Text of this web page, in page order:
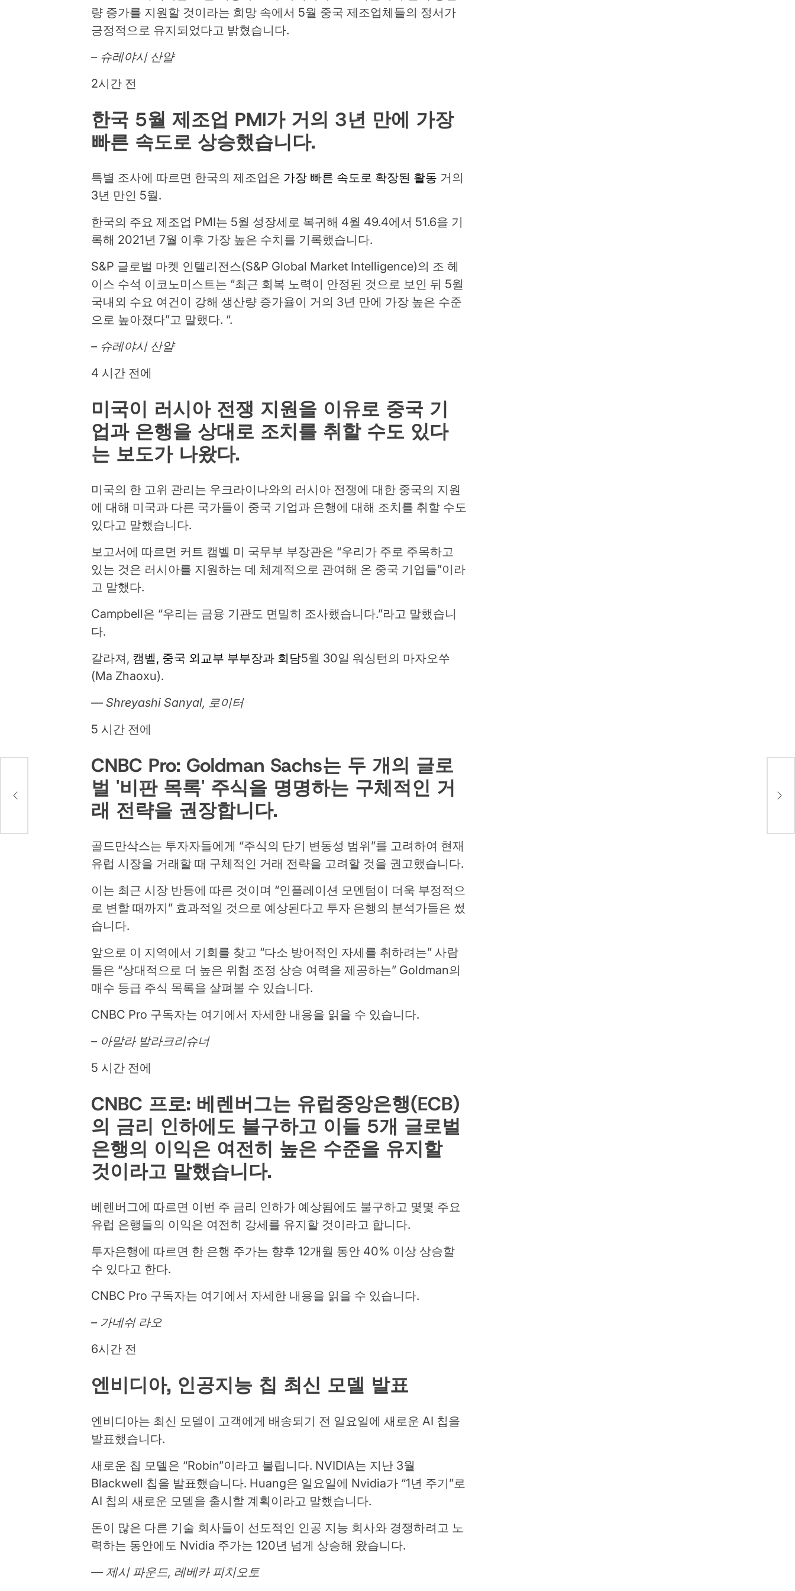
량 증가를 지원할 것이라는 희망 속에서 5월 중국 제조업체들의 정서가
긍정적으로 유지되었다고 밝혔습니다.
– 슈레야시 산얄
2시간 전
한국 5월 제조업 PMI가 거의 3년 만에 가장
빠른 속도로 상승했습니다.
특별 조사에 따르면 한국의 제조업은 가장 빠른 속도로 확장된 활동 거의
3년 만인 5월.
한국의 주요 제조업 PMI는 5월 성장세로 복귀해 4월 49.4에서 51.6을 기
록해 2021년 7월 이후 가장 높은 수치를 기록했습니다.
S&P 글로벌 마켓 인텔리전스(S&P Global Market Intelligence)의 조 헤
이스 수석 이코노미스트는 “최근 회복 노력이 안정된 것으로 보인 뒤 5월
국내외 수요 여건이 강해 생산량 증가율이 거의 3년 만에 가장 높은 수준
으로 높아졌다”고 말했다. “.
– 슈레야시 산얄
4 시간 전에
미국이 러시아 전쟁 지원을 이유로 중국 기
업과 은행을 상대로 조치를 취할 수도 있다
는 보도가 나왔다.
미국의 한 고위 관리는 우크라이나와의 러시아 전쟁에 대한 중국의 지원
에 대해 미국과 다른 국가들이 중국 기업과 은행에 대해 조치를 취할 수도
있다고 말했습니다.
보고서에 따르면 커트 캠벨 미 국무부 부장관은 “우리가 주로 주목하고
있는 것은 러시아를 지원하는 데 체계적으로 관여해 온 중국 기업들”이라
고 말했다.
Campbell은 “우리는 금융 기관도 면밀히 조사했습니다.”라고 말했습니
다.
갈라져, 캠벨, 중국 외교부 부부장과 회담5월 30일 워싱턴의 마자오쑤
(Ma Zhaoxu).
— Shreyashi Sanyal, 로이터
5 시간 전에
CNBC Pro: Goldman Sachs는 두 개의 글로
벌 '비판 목록' 주식을 명명하는 구체적인 거
래 전략을 권장합니다.
골드만삭스는 투자자들에게 “주식의 단기 변동성 범위”를 고려하여 현재
유럽 시장을 거래할 때 구체적인 거래 전략을 고려할 것을 권고했습니다.
이는 최근 시장 반등에 따른 것이며 “인플레이션 모멘텀이 더욱 부정적으
로 변할 때까지” 효과적일 것으로 예상된다고 투자 은행의 분석가들은 썼
습니다.
앞으로 이 지역에서 기회를 찾고 “다소 방어적인 자세를 취하려는” 사람
들은 “상대적으로 더 높은 위험 조정 상승 여력을 제공하는” Goldman의
매수 등급 주식 목록을 살펴볼 수 있습니다.
CNBC Pro 구독자는 여기에서 자세한 내용을 읽을 수 있습니다.
– 아말라 발라크리슈너
5 시간 전에
CNBC 프로: 베렌버그는 유럽중앙은행(ECB)
의 금리 인하에도 불구하고 이들 5개 글로벌
은행의 이익은 여전히 ​​높은 수준을 유지할
것이라고 말했습니다.
베렌버그에 따르면 이번 주 금리 인하가 예상됨에도 불구하고 몇몇 주요
유럽 은행들의 이익은 여전히 ​​강세를 유지할 것이라고 합니다.
투자은행에 따르면 한 은행 주가는 향후 12개월 동안 40% 이상 상승할
수 있다고 한다.
CNBC Pro 구독자는 여기에서 자세한 내용을 읽을 수 있습니다.
– 가네쉬 라오
6시간 전
엔비디아, 인공지능 칩 최신 모델 발표
엔비디아는 최신 모델이 고객에게 배송되기 전 일요일에 새로운 AI 칩을
발표했습니다.
새로운 칩 모델은 “Robin”이라고 불립니다. NVIDIA는 지난 3월
Blackwell 칩을 발표했습니다. Huang은 일요일에 Nvidia가 “1년 주기”로
AI 칩의 새로운 모델을 출시할 계획이라고 말했습니다.
돈이 많은 다른 기술 회사들이 선도적인 인공 지능 회사와 경쟁하려고 노
력하는 동안에도 Nvidia 주가는 120년 넘게 상승해 왔습니다.
— 제시 파운드, 레베카 피치오토
공
위